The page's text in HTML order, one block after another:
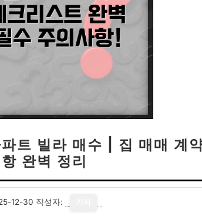
트 빌라 매수 | 집 매매 계
항 완벽 정리
12-30 작성자: